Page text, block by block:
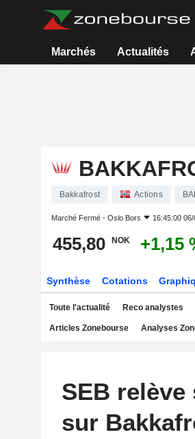
Marchés Actualités
Bakkafrost Actions
Marché Fermé - Oslo Bors 16:45:00
455,80 NOK +1,15
Synthèse Cotations
Toute l'actualité Reco analystes
Articles Zonebourse Analyses
SEB
sur